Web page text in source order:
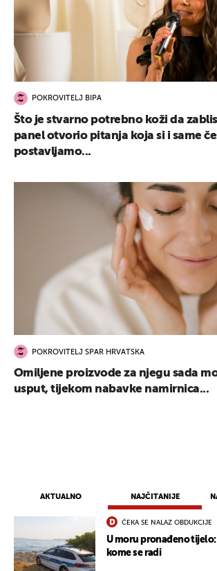
AKTUALNO NAJČITANIJE
ČEKA SE NALAZ OBDUKCIJE
U moru pronađeno
kome se radi
POKROVITELJ BIPA
Što je stvarno potrebno koži da
panel otvorio pitanja koja si i same
postavljamo...
POKROVITELJ SPAR HRVATSKA
Omiljene proizvode za njegu sada
usput, tijekom nabavke namirnica...